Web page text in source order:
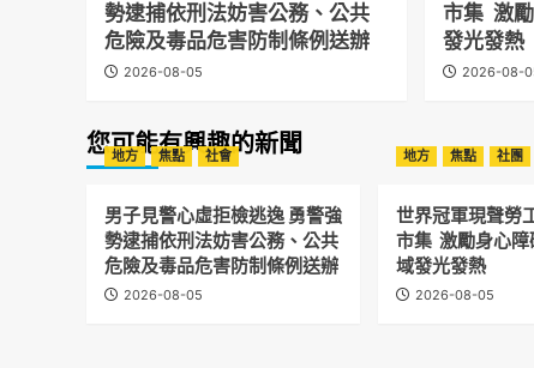
勢逮捕依刑法妨害公務、公共
危險及毒品危害防制條例送辦
2026-08-05
市集 激
發光發熱
2026-08-
您可能有興趣的新聞
地方 焦點 社會
男子見警心虛拒檢逃逸 勇警強
勢逮捕依刑法妨害公務、公共
危險及毒品危害防制條例送辦
2026-08-05
地方 焦點 社團
世界冠軍現聲勞
市集 激勵身心障
域發光發熱
2026-08-05